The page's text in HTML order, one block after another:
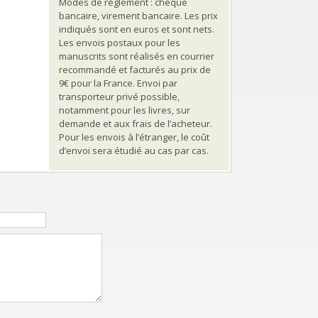
bancaire, virement bancaire. Les prix
indiqués sont en euros et sont nets.
Les envois postaux pour les
manuscrits sont réalisés en courrier
recommandé et facturés au prix de
9€ pour la France. Envoi par
transporteur privé possible,
notamment pour les livres, sur
demande et aux frais de l’acheteur.
Pour les envois à l’étranger, le coût
d’envoi sera étudié au cas par cas.